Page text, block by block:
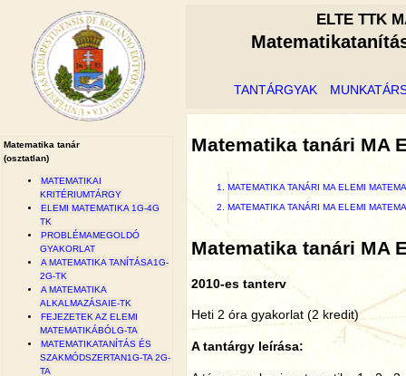
ELTE TTK
TANTÁRGYAK
Matematika tanár
(osztatlan)
MATEMATIKAI
KRITÉRIUMTÁRGY
ELEMI MATEMATIKA 1G-4G
TK
PROBLÉMAMEGOLDÓ
GYAKORLAT
A MATEMATIKA TANÍTÁSA1G-
2G-TK
A MATEMATIKA
ALKALMAZÁSAIE-TK
FEJEZETEK AZ ELEMI
MATEMATIKÁBÓLG-TA
MATEMATIKATANÍTÁS ÉS
SZAKMÓDSZERTAN1G-TA 2G-
TA
Matematika tanári MA
MATEMATIKA TANÁRI MA ELEMI
MATEMATIKA TANÁRI MA ELEMI
Matematika tanári MA
2010-es tanterv
Heti 2 óra gyakorlat (2 kredit)
A tantárgy leírása: